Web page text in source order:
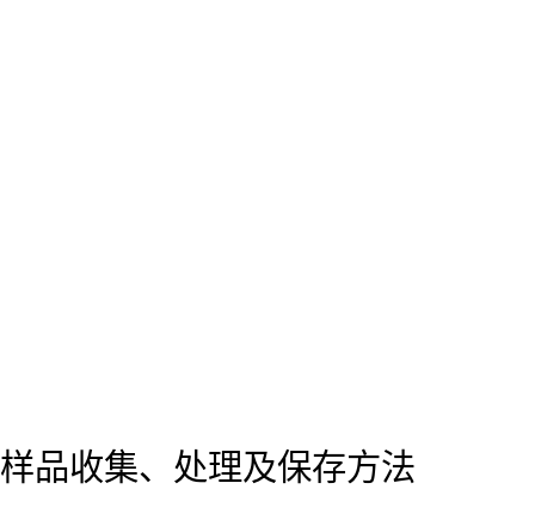
样品收集、处理及保存方法